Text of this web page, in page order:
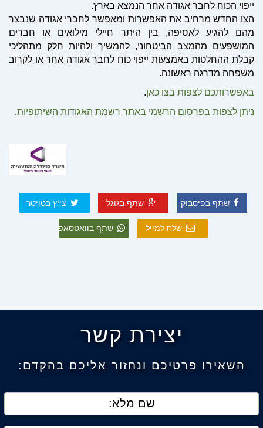
ייפוי הכוח לחבר אגודה אחר הנמצא בארץ.
הצו החדש מרחיב את האפשרות ומאפשר לחברי אגודה שנבצר
מהם להגיע לאסיפה, בין היתר חיילי מילואים או חברים
המושפעים מהמצב הביטחוני, להמשיך ולהיות חלק מתהליכי
קבלת ההחלטות באמצעות ייפוי כוח לחבר אגודה אחר או לקרוב
משפחה מדרגה ראשונה.
באפשרותכם לצפות בצו כאן.
ניתן לצפות בפרסום הרשמי באתר רשמת האגודות השיתופיות.
שתף בפיסבוק שתף בגוגל צייץ בטויטר
שלח למייל שתף בוואטסאפ
יצירת קשר
השאירו פרטיכם ונחזור אליכם בהקדם: